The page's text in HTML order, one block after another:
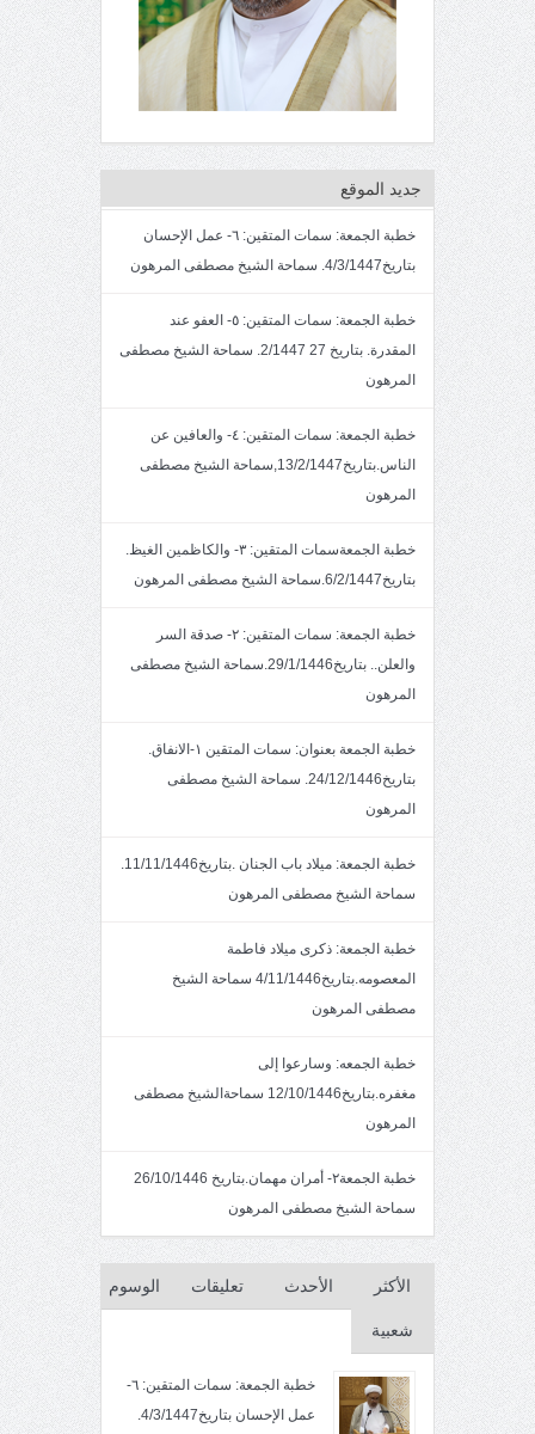
جديد الموقع
خطبة الجمعة: سمات المتقين: ٦- عمل الإحسان
بتاريخ4/3/1447. سماحة الشيخ مصطفى المرهون
خطبة الجمعة: سمات المتقين: ٥- العفو عند
المقدرة. بتاريخ 27 2/1447. سماحة الشيخ مصطفى
المرهون
خطبة الجمعة: سمات المتقين: ٤- والعافين عن
الناس.بتاريخ13/2/1447,سماحة الشيخ مصطفى
المرهون
خطبة الجمعةسمات المتقين: ٣- والكاظمين الغيظ.
بتاريخ6/2/1447.سماحة الشيخ مصطفى المرهون
خطبة الجمعة: سمات المتقين: ٢- صدقة السر
والعلن.. بتاريخ29/1/1446.سماحة الشيخ مصطفى
المرهون
خطبة الجمعة بعنوان: سمات المتقين ١-الانفاق.
بتاريخ24/12/1446. سماحة الشيخ مصطفى
المرهون
خطبة الجمعة: ميلاد باب الجنان .بتاريخ11/11/1446.
سماحة الشيخ مصطفى المرهون
خطبة الجمعة: ذكرى ميلاد فاطمة
المعصومه.بتاريخ4/11/1446 سماحة الشيخ
مصطفى المرهون
خطبة الجمعه: وسارعوا إلى
مغفره.بتاريخ12/10/1446 سماحةالشيخ مصطفى
المرهون
خطبة الجمعة٢- أمران مهمان.بتاريخ 26/10/1446
سماحة الشيخ مصطفى المرهون
الأكثر
شعبية
الأحدث تعليقات الوسوم
خطبة الجمعة: سمات المتقين: ٦-
عمل الإحسان بتاريخ4/3/1447.